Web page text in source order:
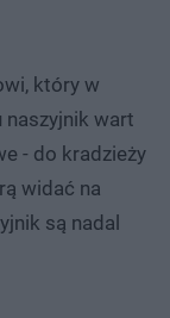
który w
naszyjnik wart
- do kradzieży
widać na
są nadal